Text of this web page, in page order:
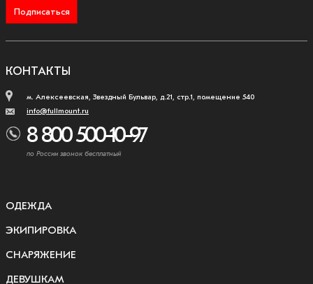
Подписаться
КОНТАКТЫ
м. Алексеевская, Звездный Бульвар, д.21, стр.1, помещение 540
info@fullmount.ru
8 800 500-10-97
по России звонок бесплатный
ОДЕЖДА
ЭКИПИРОВКА
СНАРЯЖЕНИЕ
ДЕВУШКАМ